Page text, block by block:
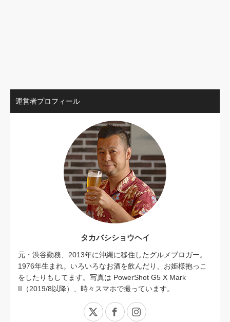
運営者プロフィール
タカバシショウヘイ
元・渋谷勤務、2013年に沖縄に移住したグルメブロガー。
1976年生まれ。いろいろなお酒を飲んだり、お姫様抱っこ
をしたりもしてます。写真は PowerShot G5 X Mark
II（2019/8以降）、時々スマホで撮っています。
X FacebookInstagram